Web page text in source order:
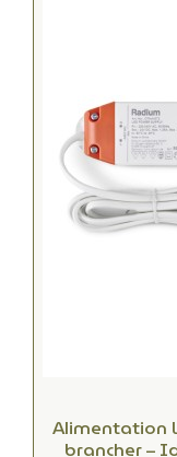
Alimentation
brancher –